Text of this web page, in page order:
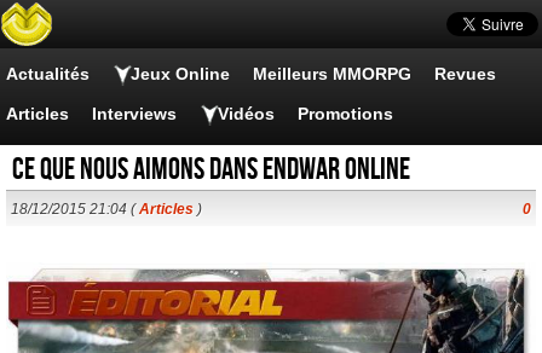
Actualités Jeux Online Meilleurs MMORPG Revues
Articles Interviews Vidéos Promotions
Ce que nous aimons dans EndWar Online
18/12/2015 21:04 (Articles ) 0